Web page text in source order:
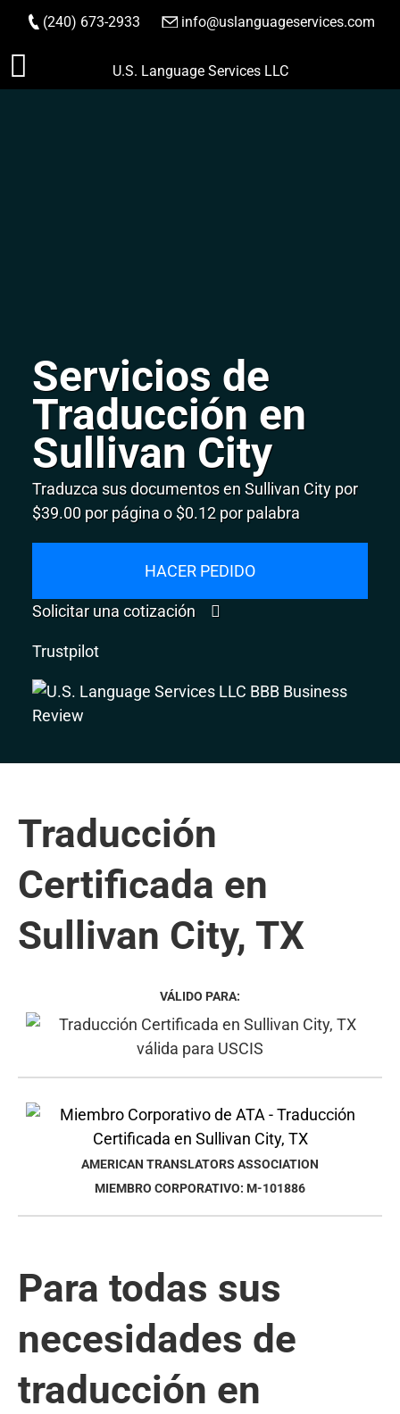
Saltar
(240) 673-2933 info@uslanguageservices.com
HACER PEDIDO
U.S. Language Services LLC
Servicios de
Traducción en
Sullivan City
Traduzca sus documentos en Sullivan City por
$39.00 por página o $0.12 por palabra
HACER PEDIDO
Solicitar una cotización
Trustpilot
Traducción
Certificada en
Sullivan City, TX
VÁLIDO PARA:
AMERICAN TRANSLATORS ASSOCIATION
MIEMBRO CORPORATIVO: M-101886
Para todas sus
necesidades de
traducción en